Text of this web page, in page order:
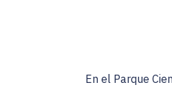
En el Parque